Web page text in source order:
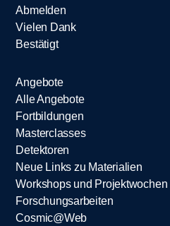
Abmelden
Vielen Dank
Bestätigt
Angebote
Alle Angebote
Fortbildungen
Masterclasses
Detektoren
Neue Links zu Materialien
Workshops und Projektwochen
Forschungsarbeiten
Cosmic@Web